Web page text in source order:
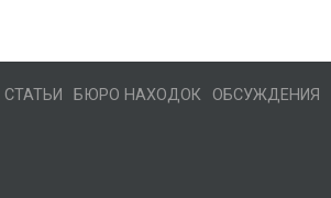
СТАТЬИ БЮРО НАХОДОК ОБСУЖДЕНИЯ